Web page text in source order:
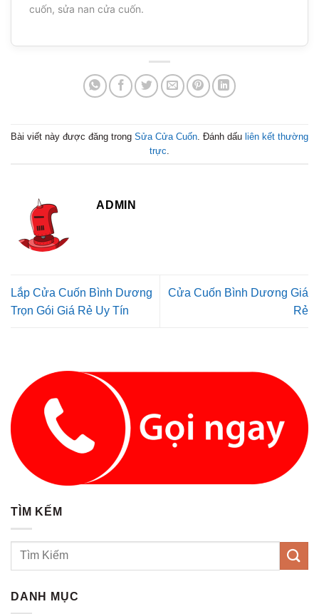
cuốn, sửa nan cửa cuốn.
Bài viết này được đăng trong Sửa Cửa Cuốn . Đánh dấu liên kết thường
trực
ADMIN
Lắp Cửa Cuốn Bình Dương
Trọn Gói Giá Rẻ Uy Tín
Cửa Cuốn Bình Dương Giá
Rẻ
TÌM KẾM
DANH MỤC